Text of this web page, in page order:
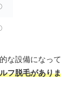
な設備になって
フ脱毛がありま